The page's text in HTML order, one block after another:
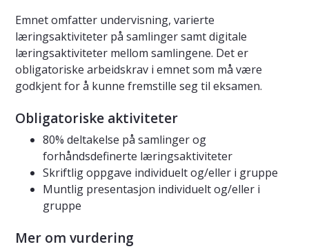
Emnet omfatter undervisning, varierte
læringsaktiviteter på samlinger samt digitale
læringsaktiviteter mellom samlingene. Det er
obligatoriske arbeidskrav i emnet som må være
godkjent for å kunne fremstille seg til eksamen.
Obligatoriske aktiviteter
80% deltakelse på samlinger og
forhåndsdefinerte læringsaktiviteter
Skriftlig oppgave individuelt og/eller i gruppe
Muntlig presentasjon individuelt og/eller i
gruppe
Mer om vurdering